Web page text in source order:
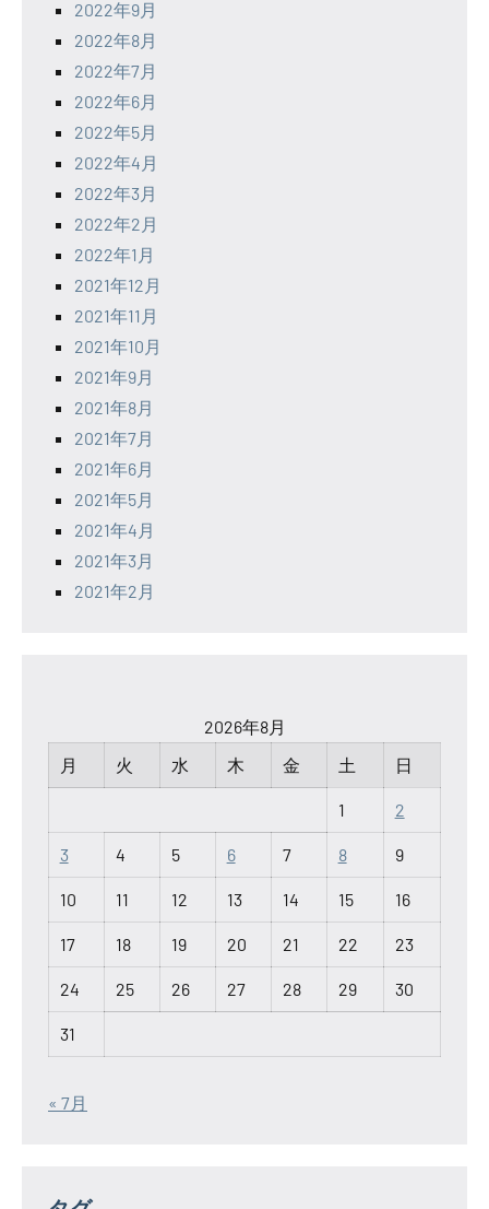
2022年9月
2022年8月
2022年7月
2022年6月
2022年5月
2022年4月
2022年3月
2022年2月
2022年1月
2021年12月
2021年11月
2021年10月
2021年9月
2021年8月
2021年7月
2021年6月
2021年5月
2021年4月
2021年3月
2021年2月
2026年8月
月
火 水 木 金 土 日
1 2
3 4 5 6 7 8 9
10 11 12 13 14 15 16
17 18 19 20 21 22 23
24 25 26 27 28 29 30
31
« 7月